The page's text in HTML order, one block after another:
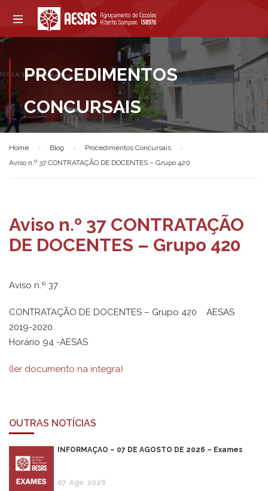
PROCEDIMENTOS
CONCURSAIS
Home Blog
Procedimentos Concursais
Aviso n.º 37 CONTRATAÇÃO DE DOCENTES – Grupo 420
Aviso n.º 37 CONTRATAÇÃO
DE DOCENTES – Grupo 420
Aviso n.º 37
CONTRATAÇÃO DE DOCENTES – Grupo 420 AESAS
2019-2020
Horário 94 -AESAS
(ler documento na integra)
OUTRAS NOTÍCIAS
INFORMAÇÃO – 07 DE AGOSTO DE 2026 – Exames
07 Ago 2026